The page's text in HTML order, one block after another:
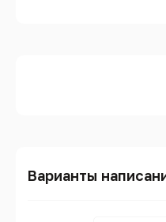
Варианты